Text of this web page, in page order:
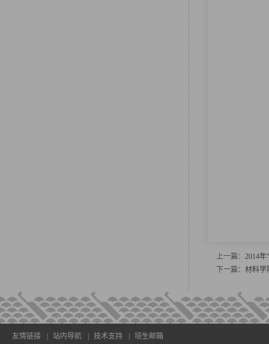
上一篇： 2014
下一篇： 材料学
友情链接 站内导航 技术支持 培生邮箱